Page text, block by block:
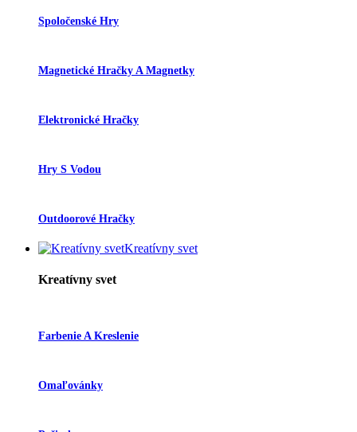
Spoločenské Hry
Magnetické Hračky A Magnetky
Elektronické Hračky
Hry S Vodou
Outdoorové Hračky
Kreatívny svet
Kreatívny svet
Farbenie A Kreslenie
Omaľovánky